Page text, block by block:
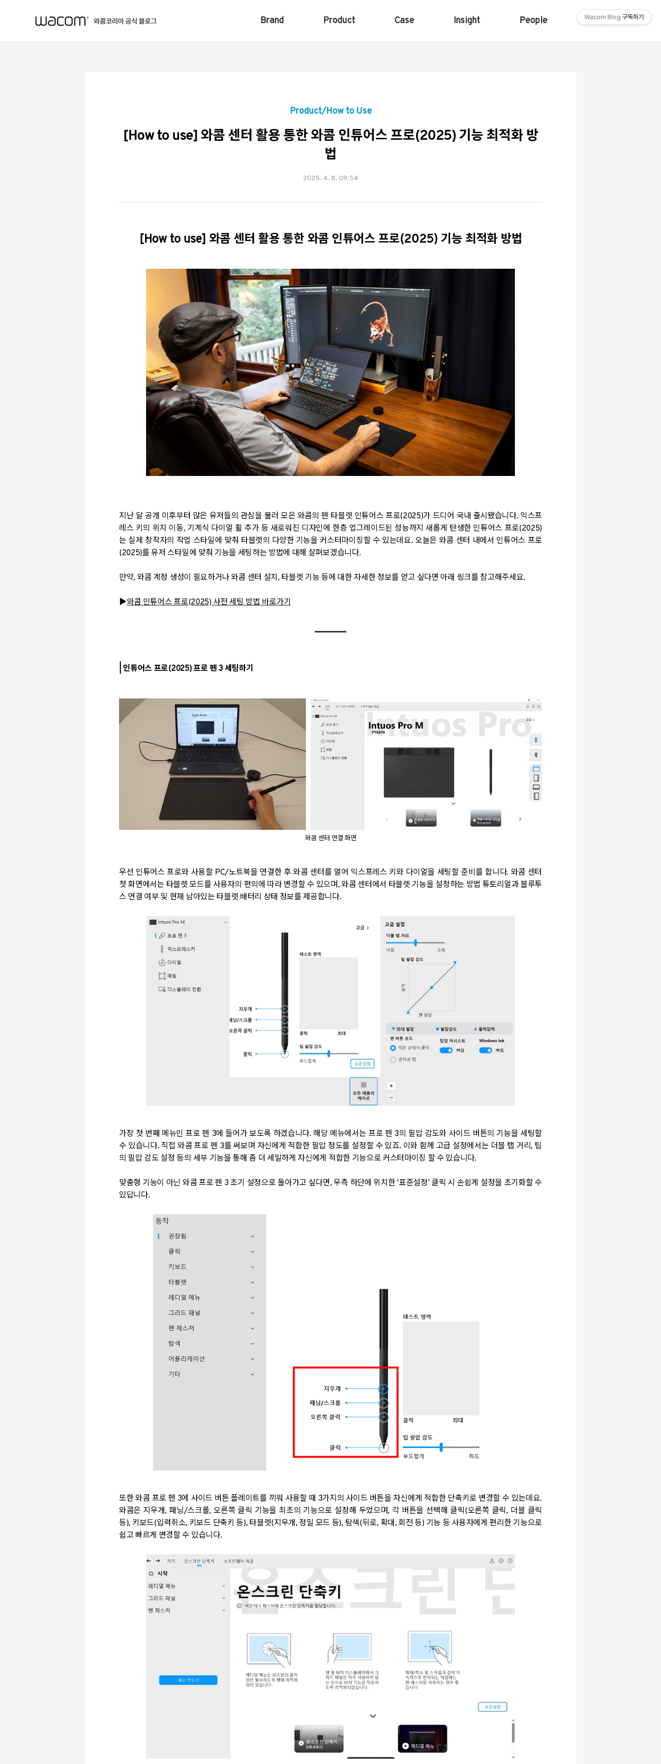
Brand Product Case Insight People Shop
Product/How to Use
[How to use] 와콤 센터 활용 통한 와콤 인튜어스 프로(2025) 기능 최적화 방
법
2025. 4. 8. 09:54
[How to use] 와콤 센터 활용 통한 와콤 인튜어스 프로(2025) 기능 최적화 방법
지난 달 공개 이후부터 많은 유저들의 관심을 불러 모은 와콤의 펜 타블렛 인튜어스 프로(2025)가 드디어 국내 출시됐습니다. 익스프
레스 키의 위치 이동, 기계식 다이얼 휠 추가 등 새로워진 디자인에 한층 업그레이드된 성능까지 새롭게 탄생한 인튜어스 프로(2025)
는 실제 창작자의 작업 스타일에 맞춰 타블렛의 다양한 기능을 커스터마이징할 수 있는데요. 오늘은 와콤 센터 내에서 인튜어스 프로
(2025)를 유저 스타일에 맞춰 기능을 세팅하는 방법에 대해 살펴보겠습니다.
만약, 와콤 계정 생성이 필요하거나 와콤 센터 설치, 타블렛 기능 등에 대한 자세한 정보를 얻고 싶다면 아래 링크를 참고해주세요.
▶와콤인튜어스프로(2025)사전세팅방법바로가기
인튜어스 프로(2025)프로 펜 3 세팅하기
와콤 센터 연결 화면
우선 인튜어스 프로와 사용할 PC/노트북을 연결한 후 와콤 센터를 열어 익스프레스 키와 다이얼을 세팅할 준비를 합니다. 와콤 센터
첫 화면에서는 타블렛 모드를 사용자의 편의에 따라 변경할 수 있으며 ,와콤 센터에서 타블렛 기능을 설정하는 방법 튜토리얼과 블루투
스 연결 여부 및 현재 남아있는 타블렛 배터리 상태 정보를 제공합니다.
가장 첫 번째 메뉴인 프로 펜 3에 들어가 보도록 하겠습니다. 해당 메뉴에서는 프로 펜 3의 필압 감도와 사이드 버튼의 기능을 세팅할
수 있습니다. 직접 와콤 프로 펜 3를 써보며 자신에게 적합한 필압 정도를 설정할 수 있죠. 이와 함께 고급 설정에서는 더블 탭 거리 , 팁
의 필압 감도 설정 등의 세부 기능을 통해 좀 더 세밀하게 자신에게 적합한 기능으로 커스터마이징 할 수 있습니다.
맞춤형 기능이 아닌 와콤 프로 펜 3 초기 설정으로 돌아가고 싶다면, 우측 하단에 위치한 ‘표준설정’ 클릭 시 손쉽게 설정을 초기화할 수
있답니다.
또한 와콤 프로 펜 3에 사이드 버튼 플레이트를 끼워 사용할 때 3가지의 사이드 버튼을 자신에게 적합한 단축키로 변경할 수 있는데요.
와콤은 지우개,패닝/스크롤, 오른쪽 클릭 기능을 최초의 기능으로 설정해 두었으며, 각 버튼을 선택해 클릭(오른쪽 클릭, 더블 클릭
등), 키보드(입력취소, 키보드 단축키 등), 타블렛(지우개 , 정밀 모드 등), 탐색(뒤로, 확대 , 회전 등) 기능 등 사용자에게 편리한 기능으로
쉽고 빠르게 변경할 수 있습니다.
Wacom Blog 구독하기